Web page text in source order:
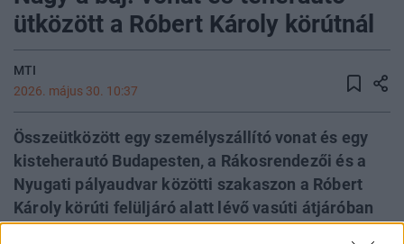
ütközött a Róbert Károly körútnál
MTI
2026. május 30. 10:37
Összeütközött egy személyszállító vonat és egy
kisteherautó Budapesten, a Rákosrendezői és a
Nyugati pályaudvar közötti szakaszon a Róbert
Károly körúti felüljáró alatt lévő vasúti átjáróban